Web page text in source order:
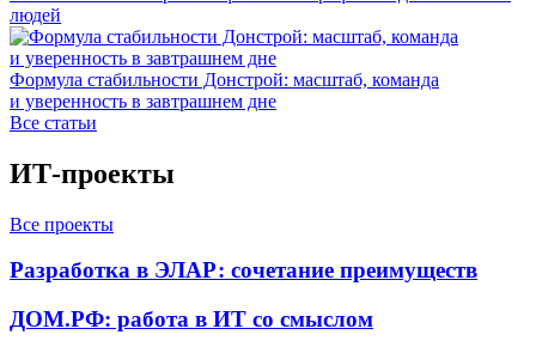
людей
Формула стабильности Донстрой: масштаб, команда
и уверенность в завтрашнем дне
Все статьи
ИТ-проекты
Все проекты
Разработка в ЭЛАР: сочетание преимуществ
ДОМ.РФ: работа в ИТ со смыслом